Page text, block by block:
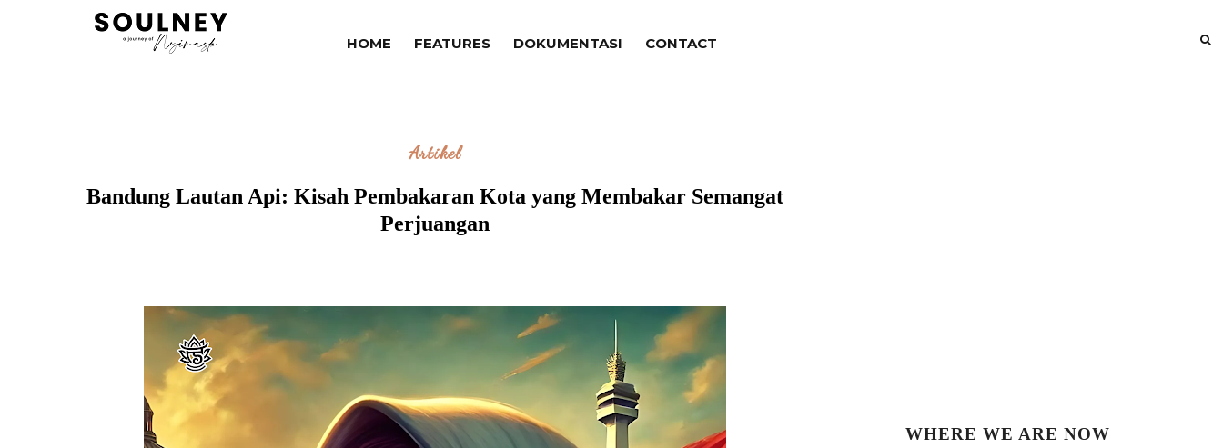
HOME FEATURES DOKUMENTASI CONTACT
Artikel
Bandung Lautan Api: Kisah Pembakaran Kota yang Membakar Semangat
Perjuangan
WHERE WE ARE NOW